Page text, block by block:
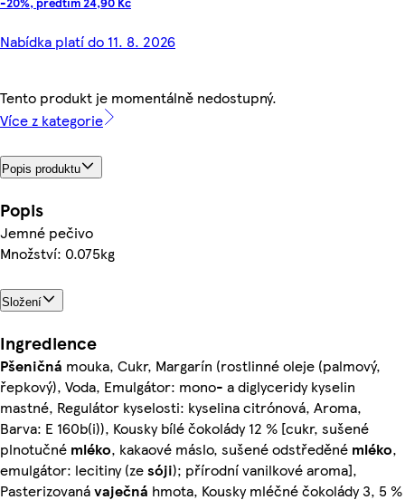
Nabídka platí do 11. 8. 2026
Tento produkt je momentálně nedostupný.
Více z kategorie
Popis produktu
Popis
Jemné pečivo
Množství: 0.075kg
Složení
Ingredience
Pšeničná mouka, Cukr, Margarín (rostlinné oleje (palmový,
řepkový), Voda, Emulgátor: mono- a diglyceridy kyselin
mastné, Regulátor kyselosti: kyselina citrónová, Aroma,
Barva: E 160b(i)), Kousky bílé čokolády 12 % [cukr, sušené
plnotučné mléko, kakaové máslo, sušené odstředěné mléko,
emulgátor: lecitiny (zesóji); přírodní vanilkové aroma],
Pasterizovanávaječná hmota, Kousky mléčné čokolády 3, 5 %